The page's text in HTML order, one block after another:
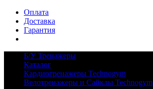
Оплата
Доставка
Гарантия
Б/У Тренажеры
Каталог
Кардиотренажеры Technogym
Велотренажеры и Сайклы Technogym